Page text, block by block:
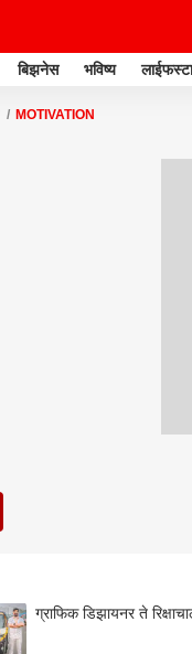
बिझनेस भविष्य
MOTIVATION
ग्राफिक डिझायनर ते